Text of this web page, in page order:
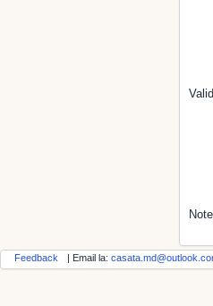
Feedback | Email la: